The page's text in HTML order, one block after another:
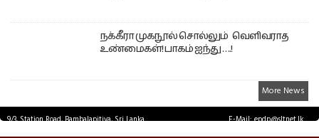
நக்கீரா முகநூல் சொல்லும் வெளிவராத
உண்மைகள்! பாகம் ஐந்து ….!
More News
9/3, Station Road, Bambalapitiya, Sri Lanka.
E-Mail: epdp@sltnet.lk